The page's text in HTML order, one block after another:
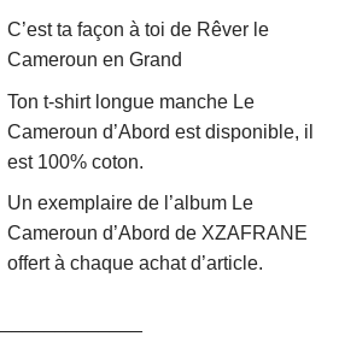
C’est ta façon à toi de Rêver le
Cameroun en Grand
Ton t-shirt longue manche Le
Cameroun d’Abord est disponible, il
est 100% coton.
Un exemplaire de l’album Le
Cameroun d’Abord de XZAFRANE
offert à chaque achat d’article.